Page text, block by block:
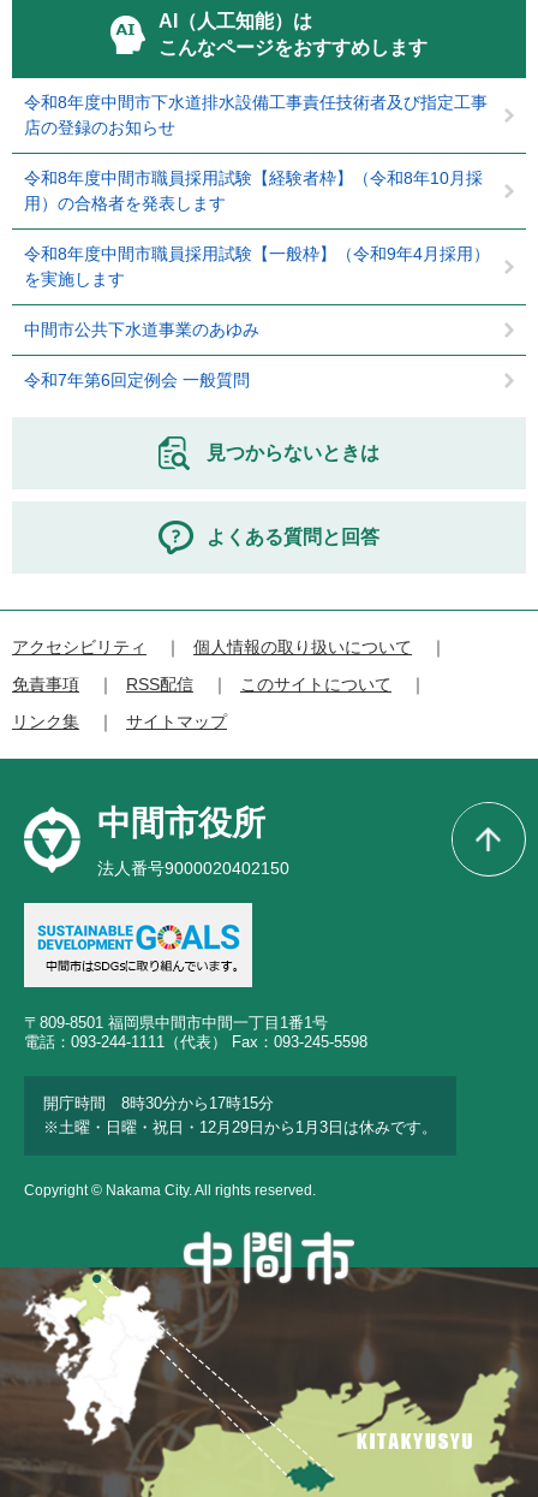
AI（人工知能）は
こんなページをおすすめします
令和8年度中間市下水道排水設備工事責任技術者及び指定工事
店の登録のお知らせ
令和8年度中間市職員採用試験【経験者枠】（令和8年10月採
用）の合格者を発表します
令和8年度中間市職員採用試験【一般枠】（令和9年4月採用）
を実施します
中間市公共下水道事業のあゆみ
令和7年第6回定例会 一般質問
見つからないときは
よくある質問と回答
アクセシビリティ
個人情報の取り扱いについて
免責事項
RSS配信
このサイトについて
リンク集
サイトマップ
中間市役所
法人番号9000020402150
〒809-8501 福岡県中間市中間一丁目1番1号
電話：093-244-1111（代表） Fax：093-245-5598
開庁時間 8時30分から17時15分
※土曜・日曜・祝日・12月29日から1月3日は休みです。
Copyright © Nakama City. All rights reserved.